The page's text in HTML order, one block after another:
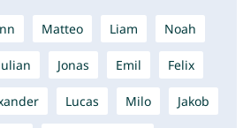
Matteo Liam Noah
Jonas Emil Felix
Lucas Milo Jakob